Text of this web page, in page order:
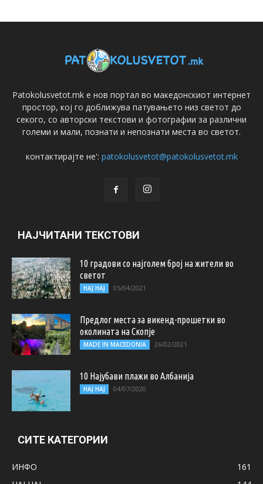
Patokolusvetot.mk е нов портал во македонскиот интернет
простор, кој го доближува патувањето низ светот до
секого, со авторски текстови и фотографии за различни
големи и мали, познати и непознати места во светот.
контактирајте не': patokolusvetot@patokolusvetot.mk
НАЈЧИТАНИ ТЕКСТОВИ
10 градови со најголем број на жители во
светот
НАЈ НАЈ 05/04/2021
Предлог места за викенд-прошетки во
околината на Скопје
MADE IN MACEDONIA 26/02/2021
10 Најубави плажи во Албанија
НАЈ НАЈ 04/07/2020
СИТЕ КАТЕГОРИИ
ИНФО
161